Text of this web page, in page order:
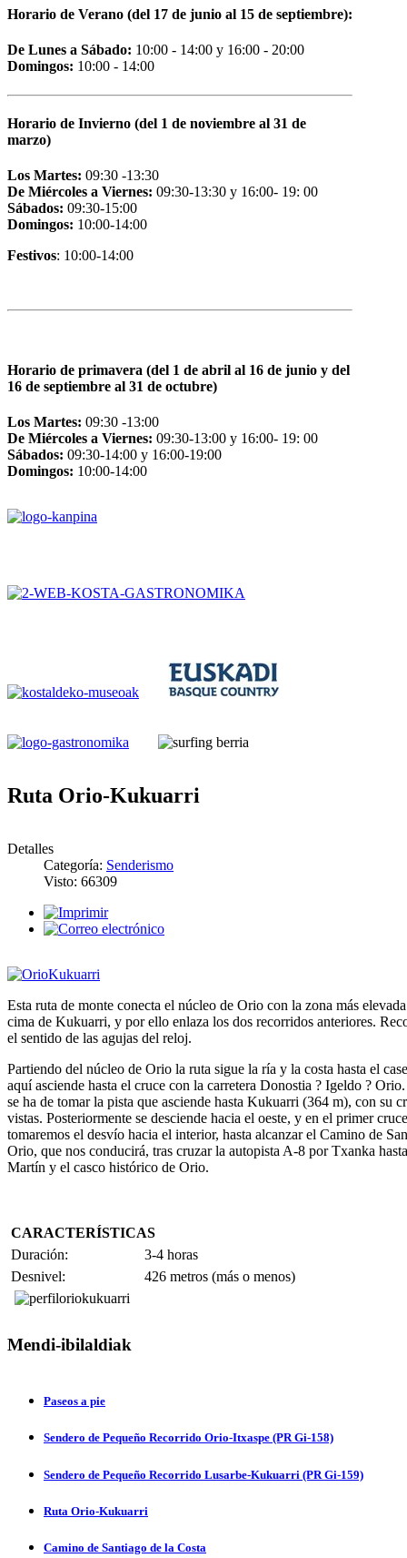
Horario de Verano (del 17 de junio al 15 de septiembre):
De Lunes a Sábado: 10:00 - 14:00 y 16:00 - 20:00
Domingos: 10:00 - 14:00
Horario de Invierno (del 1 de noviembre al 31 de
marzo)
Los Martes: 09:30 -13:30
De Miércoles a Viernes: 09:30-13:30 y 16:00- 19: 00
Sábados: 09:30-15:00
Domingos: 10:00-14:00
Festivos: 10:00-14:00
Horario de primavera (del 1 de abril al 16 de junio y del
16 de septiembre al 31 de octubre)
Los Martes: 09:30 -13:00
De Miércoles a Viernes: 09:30-13:00 y 16:00- 19: 00
Sábados: 09:30-14:00 y 16:00-19:00
Domingos: 10:00-14:00
Ruta Orio-Kukuarri
Detalles
Categoría: Senderismo
Visto: 66309
Esta ruta de monte conecta el núcleo de Orio con la zona más
cima de Kukuarri, y por ello enlaza los dos recorridos anteriores.
el sentido de las agujas del reloj.
Partiendo del núcleo de Orio la ruta sigue la ría y la costa hasta el
aquí asciende hasta el cruce con la carretera Donostia ? Igeldo ?
se ha de tomar la pista que asciende hasta Kukuarri (364 m), con su
vistas. Posteriormente se desciende hacia el oeste, y en el primer
tomaremos el desvío hacia el interior, hasta alcanzar el Camino de
Orio, que nos conducirá, tras cruzar la autopista A-8 por Txanka
Martín y el casco histórico de Orio.
CARACTERÍSTICAS
Duración:
3-4 horas
Desnivel:
426 metros (más o menos)
Mendi-ibilaldiak
Paseos a pie
Sendero de Pequeño Recorrido Orio-Itxaspe (PR Gi-158)
Sendero de Pequeño Recorrido Lusarbe-Kukuarri (PR Gi-159)
Ruta Orio-Kukuarri
Camino de Santiago de la Costa